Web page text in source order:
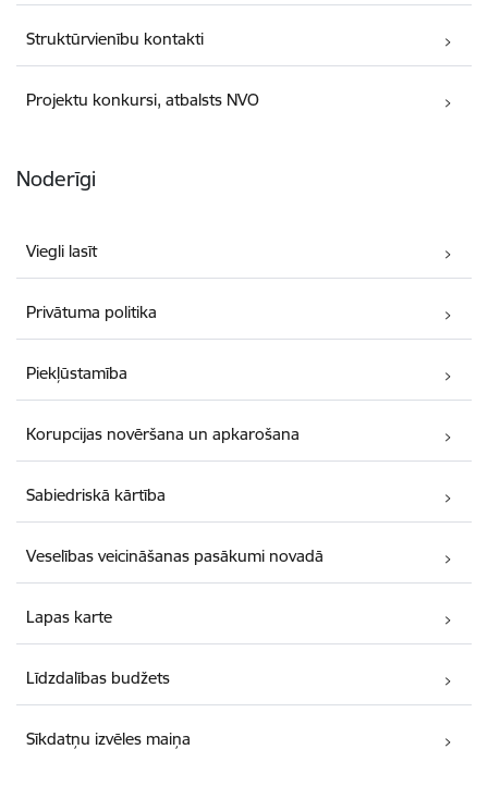
Struktūrvienību kontakti
Projektu konkursi, atbalsts NVO
Noderīgi
Viegli lasīt
Privātuma politika
Piekļūstamība
Korupcijas novēršana un apkarošana
Sabiedriskā kārtība
Veselības veicināšanas pasākumi novadā
Lapas karte
Līdzdalības budžets
Sīkdatņu izvēles maiņa